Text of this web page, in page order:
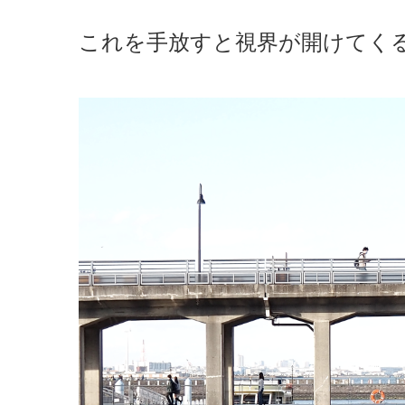
これを手放すと視界が開けてく